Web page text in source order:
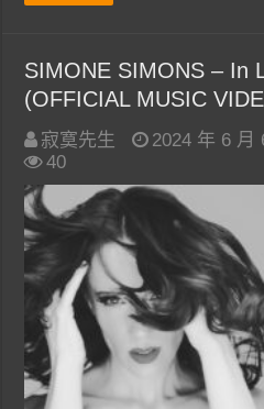
SIMONE SIMONS – In
(OFFICIAL MUSIC
寂寞先生 2024 年 6 月
40